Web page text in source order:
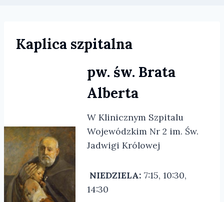
Kaplica szpitalna
pw. św. Brata
Alberta
W Klinicznym Szpitalu
Wojewódzkim Nr 2 im. Św.
Jadwigi Królowej
NIEDZIELA: 7:15, 10:30,
14:30